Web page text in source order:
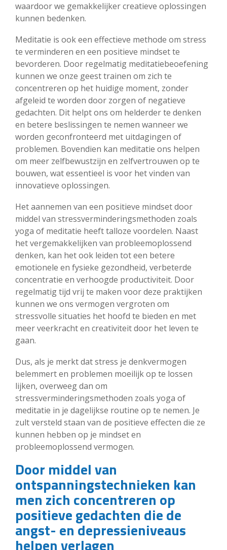
waardoor we gemakkelijker creatieve oplossingen
kunnen bedenken.
Meditatie is ook een effectieve methode om stress
te verminderen en een positieve mindset te
bevorderen. Door regelmatig meditatiebeoefening
kunnen we onze geest trainen om zich te
concentreren op het huidige moment, zonder
afgeleid te worden door zorgen of negatieve
gedachten. Dit helpt ons om helderder te denken
en betere beslissingen te nemen wanneer we
worden geconfronteerd met uitdagingen of
problemen. Bovendien kan meditatie ons helpen
om meer zelfbewustzijn en zelfvertrouwen op te
bouwen, wat essentieel is voor het vinden van
innovatieve oplossingen.
Het aannemen van een positieve mindset door
middel van stressverminderingsmethoden zoals
yoga of meditatie heeft talloze voordelen. Naast
het vergemakkelijken van probleemoplossend
denken, kan het ook leiden tot een betere
emotionele en fysieke gezondheid, verbeterde
concentratie en verhoogde productiviteit. Door
regelmatig tijd vrij te maken voor deze praktijken
kunnen we ons vermogen vergroten om
stressvolle situaties het hoofd te bieden en met
meer veerkracht en creativiteit door het leven te
gaan.
Dus, als je merkt dat stress je denkvermogen
belemmert en problemen moeilijk op te lossen
lijken, overweeg dan om
stressverminderingsmethoden zoals yoga of
meditatie in je dagelijkse routine op te nemen. Je
zult versteld staan van de positieve effecten die ze
kunnen hebben op je mindset en
probleemoplossend vermogen.
Door middel van
ontspanningstechnieken kan
men zich concentreren op
positieve gedachten die de
angst- en depressieniveaus
helpen verlagen